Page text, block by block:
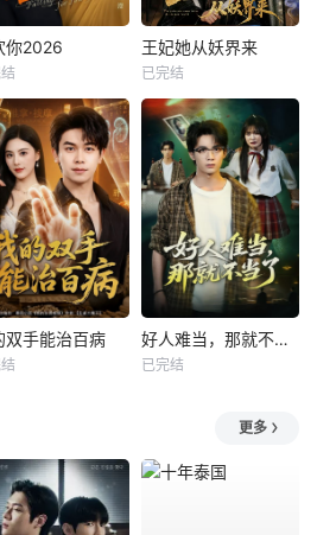
你2026 王妃她从妖界来
已完结
双手能治百病 好人难当，那就不当了
已完结
更多